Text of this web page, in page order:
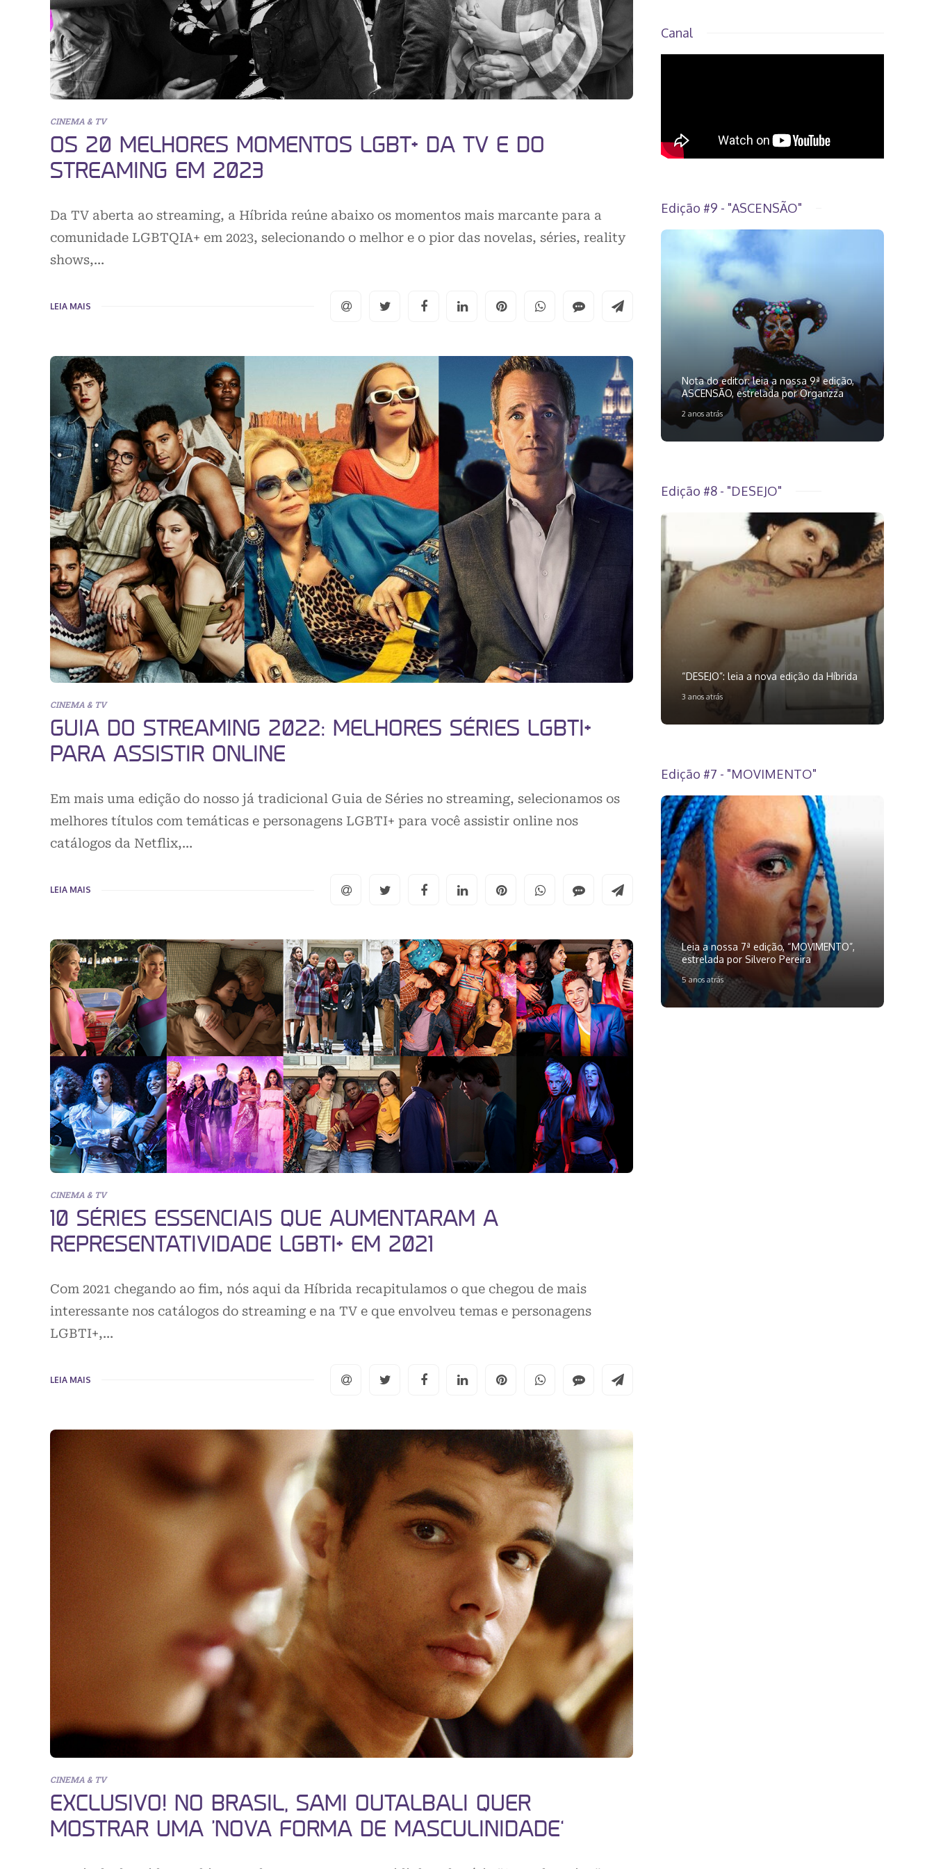
CINEMA & TV
OS 20 MELHORES MOMENTOS LGBT+ DA TV E DO
STREAMING EM 2023
Da TV aberta ao streaming, a Híbrida reúne abaixo os momentos mais marcante para a
comunidade LGBTQIA+ em 2023, selecionando o melhor e o pior das novelas, séries, reality
shows,…
LEIA MAIS
CINEMA & TV
GUIA DO STREAMING 2022: MELHORES SÉRIES LGBTI+
PARA ASSISTIR ONLINE
Em mais uma edição do nosso já tradicional Guia de Séries no streaming, selecionamos os
melhores títulos com temáticas e personagens LGBTI+ para você assistir online nos
catálogos da Netflix,…
LEIA MAIS
CINEMA & TV
10 SÉRIES ESSENCIAIS QUE AUMENTARAM A
REPRESENTATIVIDADE LGBTI+ EM 2021
Com 2021 chegando ao fim, nós aqui da Híbrida recapitulamos o que chegou de mais
interessante nos catálogos do streaming e na TV e que envolveu temas e personagens
LGBTI+,…
LEIA MAIS
CINEMA & TV
EXCLUSIVO! NO BRASIL, SAMI OUTALBALI QUER
MOSTRAR UMA ‘NOVA FORMA DE MASCULINIDADE’
Canal
Edição #9 - "ASCENSÃO"
Nota do editor: leia a nossa 9ª edição,
ASCENSÃO, estrelada por Organzza
2 anos atrás
Edição #8 - "DESEJO"
“DESEJO”: leia a nova edição da Híbrida
3 anos atrás
Edição #7 - "MOVIMENTO"
Leia a nossa 7ª edição, “MOVIMENTO”,
estrelada por Silvero Pereira
5 anos atrás